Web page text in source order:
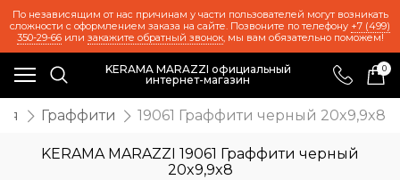
По независящим от нас причинам у части пользователей могут возникать
сложности с оформлением заказа на сайте. Позвоните по телефону +7 (499)
350-29-66или закажите обратный звонок, мы вам обязательно поможем!
KERAMA MARAZZI официальный
интернет-магазин
0
Граффити 19061 Граффити черный 20x9,9x8
KERAMA MARAZZI 19061 Граффити черный
20x9,9x8